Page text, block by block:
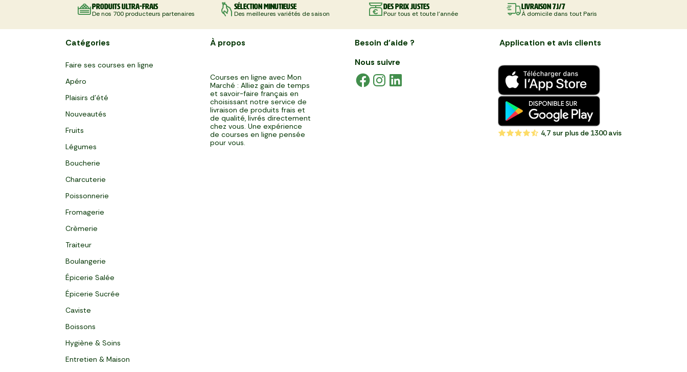
Produits ultra-frais
De nos 700 producteurs partenaires
Sélection minutieuse
Des meilleures variétés de saison
Des prix justes
Pour tous et toute l'année
Livraison 7J/7
À domicile dans tout Paris
Catégories
Faire ses courses en ligne
Apéro
Plaisirs d'été
Nouveautés
Fruits
Légumes
Boucherie
Charcuterie
Poissonnerie
Fromagerie
Crèmerie
Traiteur
Boulangerie
Épicerie Salée
Épicerie Sucrée
Caviste
Boissons
Hygiène & Soins
Entretien & Maison
À propos
Courses en ligne avec Mon
Marché : Alliez gain de temps
et savoir-faire français en
choisissant notre service de
livraison de produits frais et
de qualité, livrés directement
chez vous. Une expérience
de courses en ligne pensée
pour vous.
Besoin d'aide ?
Nous suivre
Application et avis clients
4,7 sur plus de 1300 avis